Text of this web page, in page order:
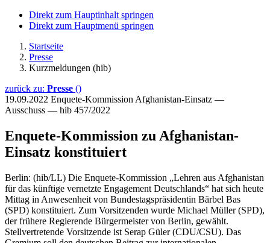
Direkt zum Hauptinhalt springen
Direkt zum Hauptmenü springen
Startseite
Presse
Kurzmeldungen (hib)
zurück zu: Presse ()
19.09.2022 Enquete-Kommission Afghanistan-Einsatz —
Ausschuss — hib 457/2022
Enquete-Kommission zu Afghanistan-
Einsatz konstituiert
Berlin: (hib/LL) Die Enquete-Kommission „Lehren aus Afghanistan
für das künftige vernetzte Engagement Deutschlands“ hat sich heute
Mittag in Anwesenheit von Bundestagspräsidentin Bärbel Bas
(SPD) konstituiert. Zum Vorsitzenden wurde Michael Müller (SPD),
der frühere Regierende Bürgermeister von Berlin, gewählt.
Stellvertretende Vorsitzende ist Serap Güler (CDU/CSU). Das